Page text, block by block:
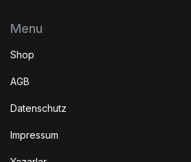
Menu
Shop
AGB
Datenschutz
Impressum